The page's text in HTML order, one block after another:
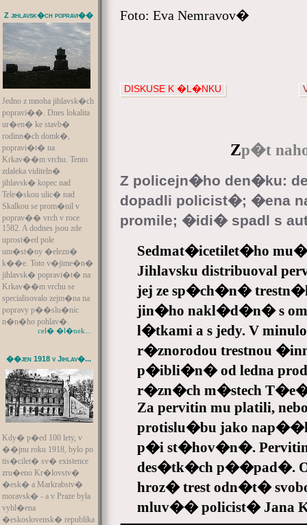
Z jihlavsk�ch popravi��
Jedno z mnoha jihlavsk�ch
popravi��. Dnes lokalita
ur�en� ke stavb�
rodinn�ch domk�,
popravi�t� na
Krkav��m vrchu. Tento
zdaleka viditeln�
jihlavsk� kopec nad
Tele�skou ulic� nad
Skalkou se prom�nil v
poprav�� vrch v roce
1582. A dodnes jsou zde
uprost�ed pole
um�st�ny �elezn�
k��e. Toto v�jime�n�
jihlavsk� popravi�t� na
Krkav��m vrchu se
specialisovalo zejm�na na
popravy p��slu�nic
n�n�ho pohlav�.
cel� �l�nek...
��jen 1918 v Jihlav�...
Kdy� p�ed 100 lety, v
��jnu roku 1918, bylo po
tis�cilet� sv� existence
zru�eno Kr�lovstv�
�esk� a Markrabstv�
moravsk� - a v Praze byla
vyhl�ena
�eskoslovensk� republika
Foto: Eva Nemravov�
DISKUSE K �L�NKU
Zp�t
Z policejn�ho den�ku:
dopadli policist�;
promile; �idi� spadl s
Sedmat�icetilet�ho
Jihlavsku distribuoval
jej ze sp�ch�n�
jin�ho nakl�d�n� s
l�tkami a s jedy. V
r�znorodou trestnou
p�ibli�n� od ledna
r�zn�ch m�stech
Za pervitin mu platili,
protislu�bu jako
p�i st�hov�n�.
des�tk�ch p��pad�.
hroz� trest odn�t�
mluv�� policist� Jana